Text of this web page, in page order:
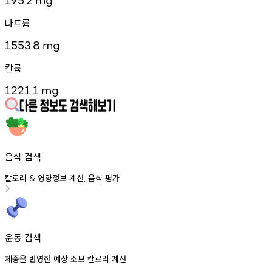
나트륨
1553.8 mg
칼륨
1221.1 mg
음식 검색
칼로리 & 영양정보 계산, 음식 평가
운동 검색
체중을 반영한 예상 소모 칼로리 계산